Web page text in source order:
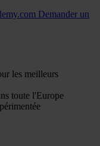
Demander un
les meilleurs
toute l'Europe